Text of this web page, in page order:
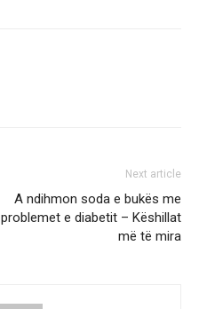
Next article
A ndihmon soda e bukës me
problemet e diabetit – Këshillat
më të mira